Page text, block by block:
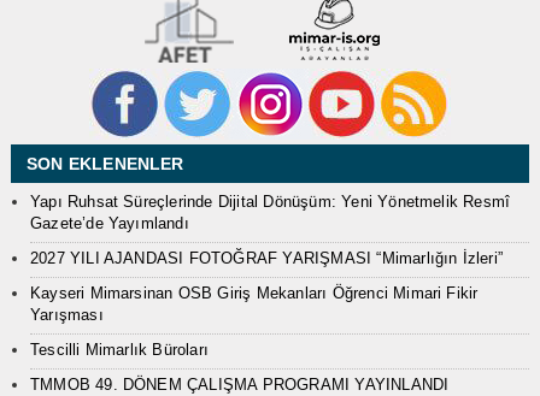
SON EKLENENLER
Yapı Ruhsat Süreçlerinde Dijital Dönüşüm: Yeni Yönetmelik Resmî
Gazete’de Yayımlandı
2027 YILI AJANDASI FOTOĞRAF YARIŞMASI “Mimarlığın İzleri”
Kayseri Mimarsinan OSB Giriş Mekanları Öğrenci Mimari Fikir
Yarışması
Tescilli Mimarlık Büroları
TMMOB 49. DÖNEM ÇALIŞMA PROGRAMI YAYINLANDI